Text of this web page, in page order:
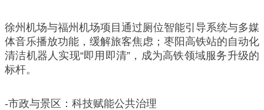
徐州机场与福州机场项目通过厕位智能引导系统与多媒
体音乐播放功能，缓解旅客焦虑；枣阳高铁站的自动化
清洁机器人实现“即用即清”，成为高铁领域服务升级的
标杆。
-市政与景区：科技赋能公共治理